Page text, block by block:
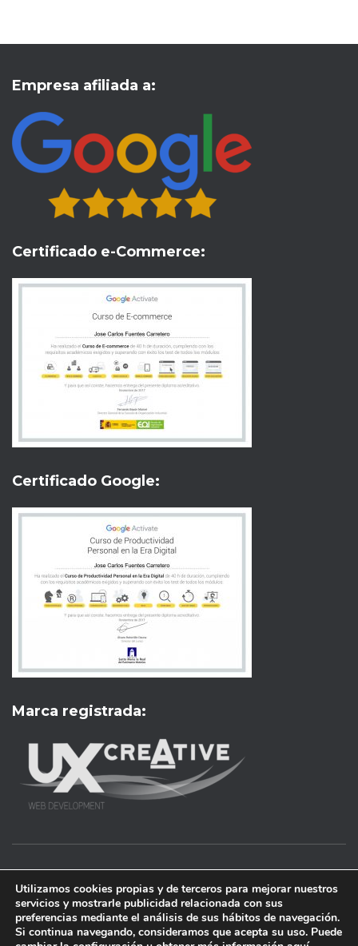
Empresa afiliada a:
UX Creative
Desarrollado web
Certificado e-Commerce:
Certificado Google:
Marca registrada:
Cookies
UX Creative ©| 2025 Todos los derechos reservados.
Utilizamos cookies propias y de terceros para mejorar nuestros
servicios y mostrarle publicidad relacionada con sus
preferencias mediante el análisis de sus hábitos de navegación.
Si continua navegando, consideramos que acepta su uso. Puede